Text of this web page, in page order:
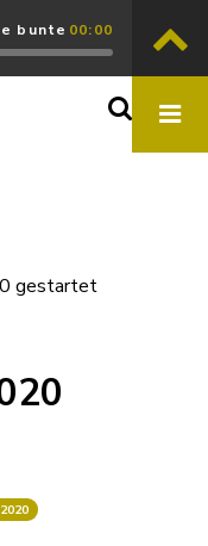
bunte 00:00
gestartet